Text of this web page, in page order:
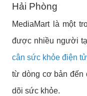
Hải Phòng
MediaMart là một
được nhiều người
cân sức khỏe điện tử
từ dòng cơ bản đến
dõi sức khỏe.